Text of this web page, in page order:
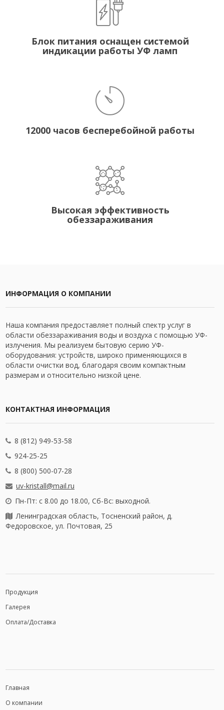
Блок питания оснащен системой
индикации работы УФ ламп
12000 часов бесперебойной работы
Высокая эффективность
обеззараживания
ИНФОРМАЦИЯ О КОМПАНИИ
Наша компания предоставляет полный спектр услуг в
области обеззараживания воды и воздуха с помощью УФ-
излучения. Мы реализуем бытовую серию УФ-
оборудования: устройств, широко применяющихся в
области очистки вод, благодаря своим компактным
размерам и относительно низкой цене.
КОНТАКТНАЯ ИНФОРМАЦИЯ
8 (812) 949-53-58
924-25-25
8 (800) 500-07-28
uv-kristall@mail.ru
Пн-Пт: с 8.00 до 18.00, Сб-Вс: выходной.
Ленинградская область, Тосненский район, д.
Федоровское, ул. Почтовая, 25
Продукция
Галерея
Оплата/Доставка
Главная
О компании